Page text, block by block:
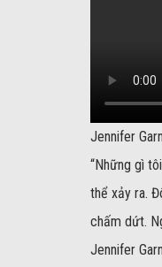
Jennifer
“Những gì
thể xảy ra.
chấm dứt.
Jennifer